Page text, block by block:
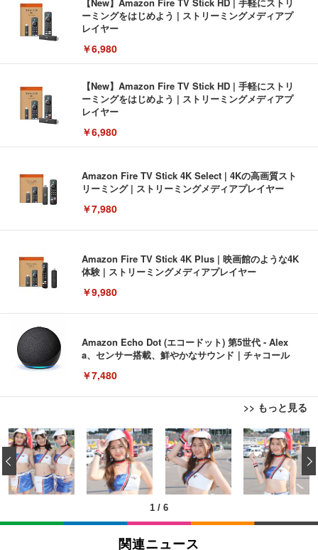
ーミングをはじめよう | ストリーミングメディアプ
レイヤー
￥6,980
【New】Amazon Fire TV Stick HD | 手軽にストリ
ーミングをはじめよう | ストリーミングメディアプ
レイヤー
￥6,980
Amazon Fire TV Stick 4K Select | 4Kの高画質スト
リーミング | ストリーミングメディアプレイヤー
￥7,980
Amazon Fire TV Stick 4K Plus | 映画館のような4K
体験 | ストリーミングメディアプレイヤー
￥9,980
Amazon Echo Dot (エコードット) 第5世代 - Alex
a、センサー搭載、鮮やかなサウンド｜チャコール
￥7,480
>> もっと見る
[EdoErgo] オフィスチェア 椅子 テレワーク 疲れな
い 跳ね上げ式アームレスト コンパクト 約105度ロッ
キング pc 事務椅子 360度回転 座面昇降 強化ナイロ
ン樹脂ベース 通気性メッシュ 在宅ワーク H-WY01
(黒網+黒枠+黒足)
￥5,699
SIHOO B100 オフィスチェア／デスクチェア メッシ
ュチェア 人間工学 疲れない ブラック
EIZO ビジネス向けプレミアムモニター | FlexScan
EV3240X-WT | 31.5型4K UHD・USB Type-C・ホワ
イト
￥105,595
EIZO ビジネス向けプレミアムモニター | FlexScan
Amazonベーシック ペットシーツ 薄型 レギュラー 1
回使い捨て 無香料 ホワイト 300枚
￥3,373
Amazonベーシック ペットシーツ 厚型 ワイド 42枚
x2袋(84枚) ホワイト(吸収面:ライトブルー)
1 / 6
‹
関連ニュース